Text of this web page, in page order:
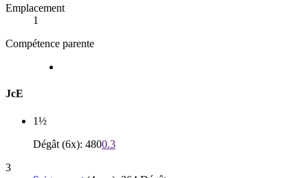
Emplacement
1
Compétence parente
JcE
1½
Dégât (6x): 4800.3
3